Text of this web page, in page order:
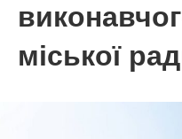
міської